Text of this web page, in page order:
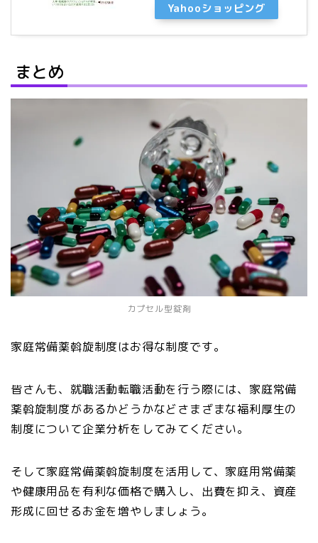
Yahooショッピング
まとめ
カプセル型錠剤
家庭常備薬斡旋制度はお得な制度です。
皆さんも、就職活動転職活動を行う際には、家庭常備
薬斡旋制度があるかどうかなどさまざまな福利厚生の
制度について企業分析をしてみてください。
そして家庭常備薬斡旋制度を活用して、家庭用常備薬
や健康用品を有利な価格で購入し、出費を抑え、資産
形成に回せるお金を増やしましょう。